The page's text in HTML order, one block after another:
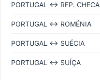
PORTUGAL ↔ REP. CHECA
PORTUGAL ↔ ROMÉNIA
PORTUGAL ↔ SUÉCIA
PORTUGAL ↔ SUÍÇA